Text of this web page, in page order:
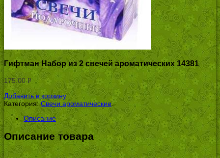
Гифтман Набор из 2 свечей ароматических 14381
175.00Р
УБ.
Добавить в корзину
Категория:Свечи ароматические.
Описание
Описание товара